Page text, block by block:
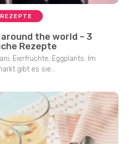
REZEPTE
the world – 3
Rezepte
Eierfrüchte, Eggplants: Im
gibt es sie...